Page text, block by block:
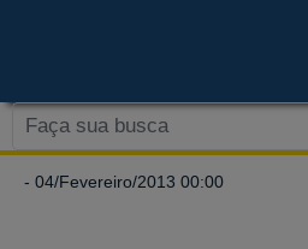
- 04/Fevereiro/2013 00:00